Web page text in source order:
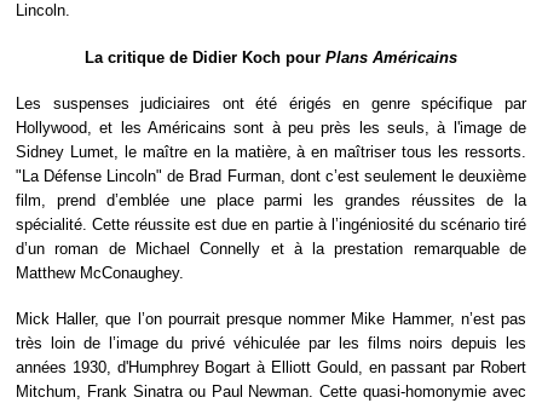
Lincoln.
La critique de Didier Koch pour Plans Américains
Les suspenses judiciaires ont été érigés en genre spécifique par
Hollywood, et les Américains sont à peu près les seuls, à l'image de
Sidney Lumet, le maître en la matière, à en maîtriser tous les ressorts.
"La Défense Lincoln" de Brad Furman, dont c’est seulement le deuxième
film, prend d’emblée une place parmi les grandes réussites de la
spécialité. Cette réussite est due en partie à l’ingéniosité du scénario tiré
d’un roman de Michael Connelly et à la prestation remarquable de
Matthew McConaughey.
Mick Haller, que l’on pourrait presque nommer Mike Hammer, n’est pas
très loin de l’image du privé véhiculée par les films noirs depuis les
années 1930, d'Humphrey Bogart à Elliott Gould, en passant par Robert
Mitchum, Frank Sinatra ou Paul Newman. Cette quasi-homonymie avec